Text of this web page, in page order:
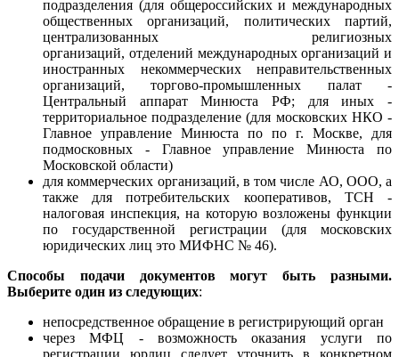
подразделения (для общероссийских и международных
общественных организаций, политических партий,
централизованных религиозных
организаций, отделений международных организаций и
иностранных некоммерческих неправительственных
организаций, торгово-промышленных палат -
Центральный аппарат Минюста РФ; для иных -
территориальное подразделение (для московских НКО -
Главное управление Минюста по по г. Москве, для
подмосковных - Главное управление Минюста по
Московской области)
для коммерческих организаций, в том числе АО, ООО, а
также для потребительских кооперативов, ТСН -
налоговая инспекция, на которую возложены функции
по государственной регистрации (для московских
юридических лиц это МИФНС № 46).
Способы подачи документов могут быть разными.
Выберите один из следующих:
непосредственное обращение в регистрирующий орган
через МФЦ - возможность оказания услуги по